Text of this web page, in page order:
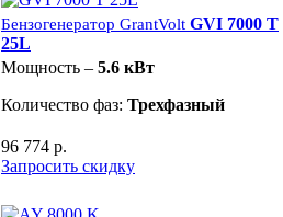
Бензогенератор GrantVolt GVI 7000 T
25L
Мощность – 5.6 кВт
Количество фаз: Трехфазный
96 774 р.
Запросить скидку